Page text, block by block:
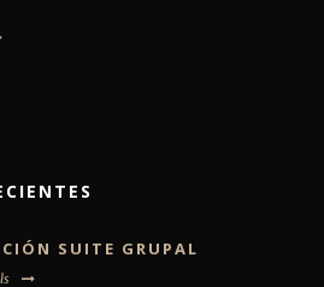
SUITE GRUPAL